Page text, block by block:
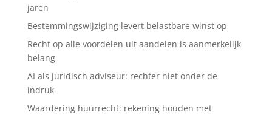
jaren
Bestemmingswijziging levert belastbare winst op
Recht op alle voordelen uit aandelen is aanmerkelijk
belang
AI als juridisch adviseur: rechter niet onder de
indruk
Waardering huurrecht: rekening houden met